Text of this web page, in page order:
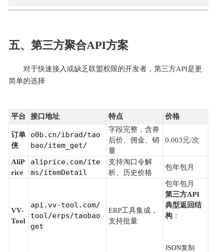
五、第三方聚合API方案
对于快速接入或缺乏联盟权限的开发者，第三方API是更
简单的选择
平台 接口地址 特点 价格
订单
侠
o0b.cn/ibrad/tao
bao/item_get/
字段完整，含券
后价、佣金、销
量
0.003元/次
AliP
rice
aliprice.com/ite
ms/itemDetail
支持淘口令解
析、历史价格
包年包月
VV-
Tool
api.vv-tool.com/
tool/erps/taobao
get
ERP工具集成，
支持批量
包年包月
第三方API
典型返回结
构 ：
JSON复制